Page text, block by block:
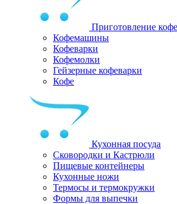
Приготовление кофе
Кофемашины
Кофеварки
Кофемолки
Гейзерные кофеварки
Кофе
Кухонная посуда
Сковородки и Кастрюли
Пищевые контейнеры
Кухонные ножи
Термосы и термокружки
Формы для выпечки